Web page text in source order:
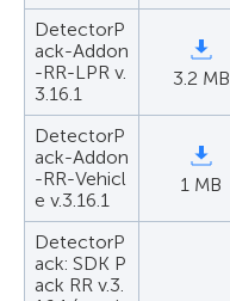
DetectorP
ack-Addon
-RR-LPR v.
3.16.1
3.2 MB
DetectorP
ack-Addon
-RR-Vehicl
e v.3.16.1
1 MB
DetectorP
ack: SDK P
ack RR v.3.